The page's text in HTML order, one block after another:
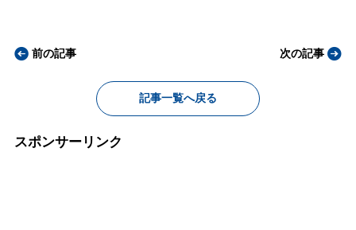
前の記事
記事一覧へ戻る
次の記事
スポンサーリンク